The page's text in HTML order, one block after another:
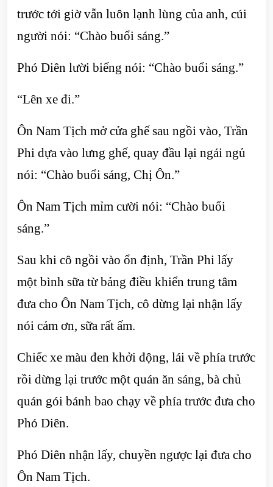
trước tới giờ vẫn luôn lạnh lùng của anh, cúi
người nói: “Chào buổi sáng.”
Phó Diên lười biếng nói: “Chào buổi sáng.”
“Lên xe đi.”
Ôn Nam Tịch mở cửa ghế sau ngồi vào, Trần
Phi dựa vào lưng ghế, quay đầu lại ngái ngủ
nói: “Chào buổi sáng, Chị Ôn.”
Ôn Nam Tịch mỉm cười nói: “Chào buổi
sáng.”
Sau khi cô ngồi vào ổn định, Trần Phi lấy
một bình sữa từ bảng điều khiển trung tâm
đưa cho Ôn Nam Tịch, cô dừng lại nhận lấy
nói cảm ơn, sữa rất ấm.
Chiếc xe màu đen khởi động, lái về phía trước
rồi dừng lại trước một quán ăn sáng, bà chủ
quán gói bánh bao chạy về phía trước đưa cho
Phó Diên.
Phó Diên nhận lấy, chuyền ngược lại đưa cho
Ôn Nam Tịch.